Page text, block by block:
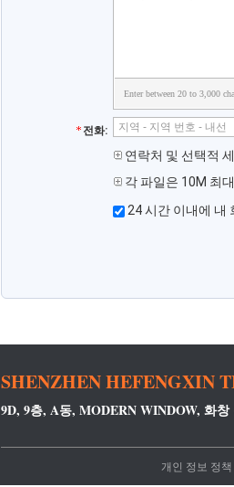
Enter between 20 to 3,000
전화:
연락처 및 선택적
각 파일은 10M 최대
24 시간 이내에 내
SHENZHEN HEFENGXIN
9D, 9층, A동, MODERN WINDOW, 화
개인 정보 정책